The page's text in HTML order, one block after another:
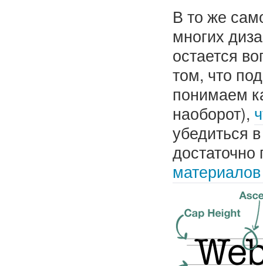
В то же
многих
остается
том, что
понимаем
наоборот),
убедиться
достаточно